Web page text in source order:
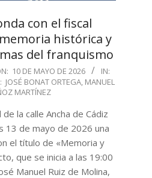
con el fiscal
histórica y
del franquismo
10 DE MAYO DE 2026
IN:
JOSÉ BONAT ORTEGA, MANUEL
MARTÍNEZ
de la calle Ancha de Cádiz
13 de mayo de 2026 una
el título de «Memoria y
que se inicia a las 19:00
Manuel Ruiz de Molina,